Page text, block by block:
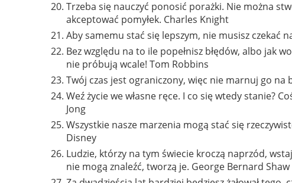
Trzeba się nauczyć ponosić porażki. Nie można
akceptować pomyłek. Charles Knight
Aby samemu stać się lepszym, nie musisz czekać
Bez względu na to ile popełnisz błędów, albo jak
nie próbują wcale! Tom Robbins
Twój czas jest ograniczony, więc nie marnuj go na
Weź życie we własne ręce. I co się wtedy stanie?
Jong
Wszystkie nasze marzenia mogą stać się
Disney
Ludzie, którzy na tym świecie kroczą naprzód,
nie mogą znaleźć, tworzą je. George Bernard Shaw